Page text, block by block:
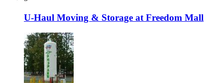
U-Haul Moving & Storage at Freedom Mall